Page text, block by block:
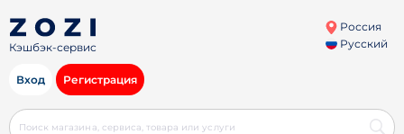
Кэшбэк-сервис
Россия
Русский
Вход Регистрация